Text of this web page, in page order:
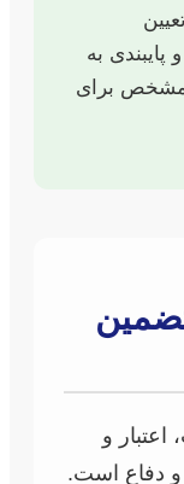
پایبندی به
مشخص برای
اعتبار و
دفاع است.